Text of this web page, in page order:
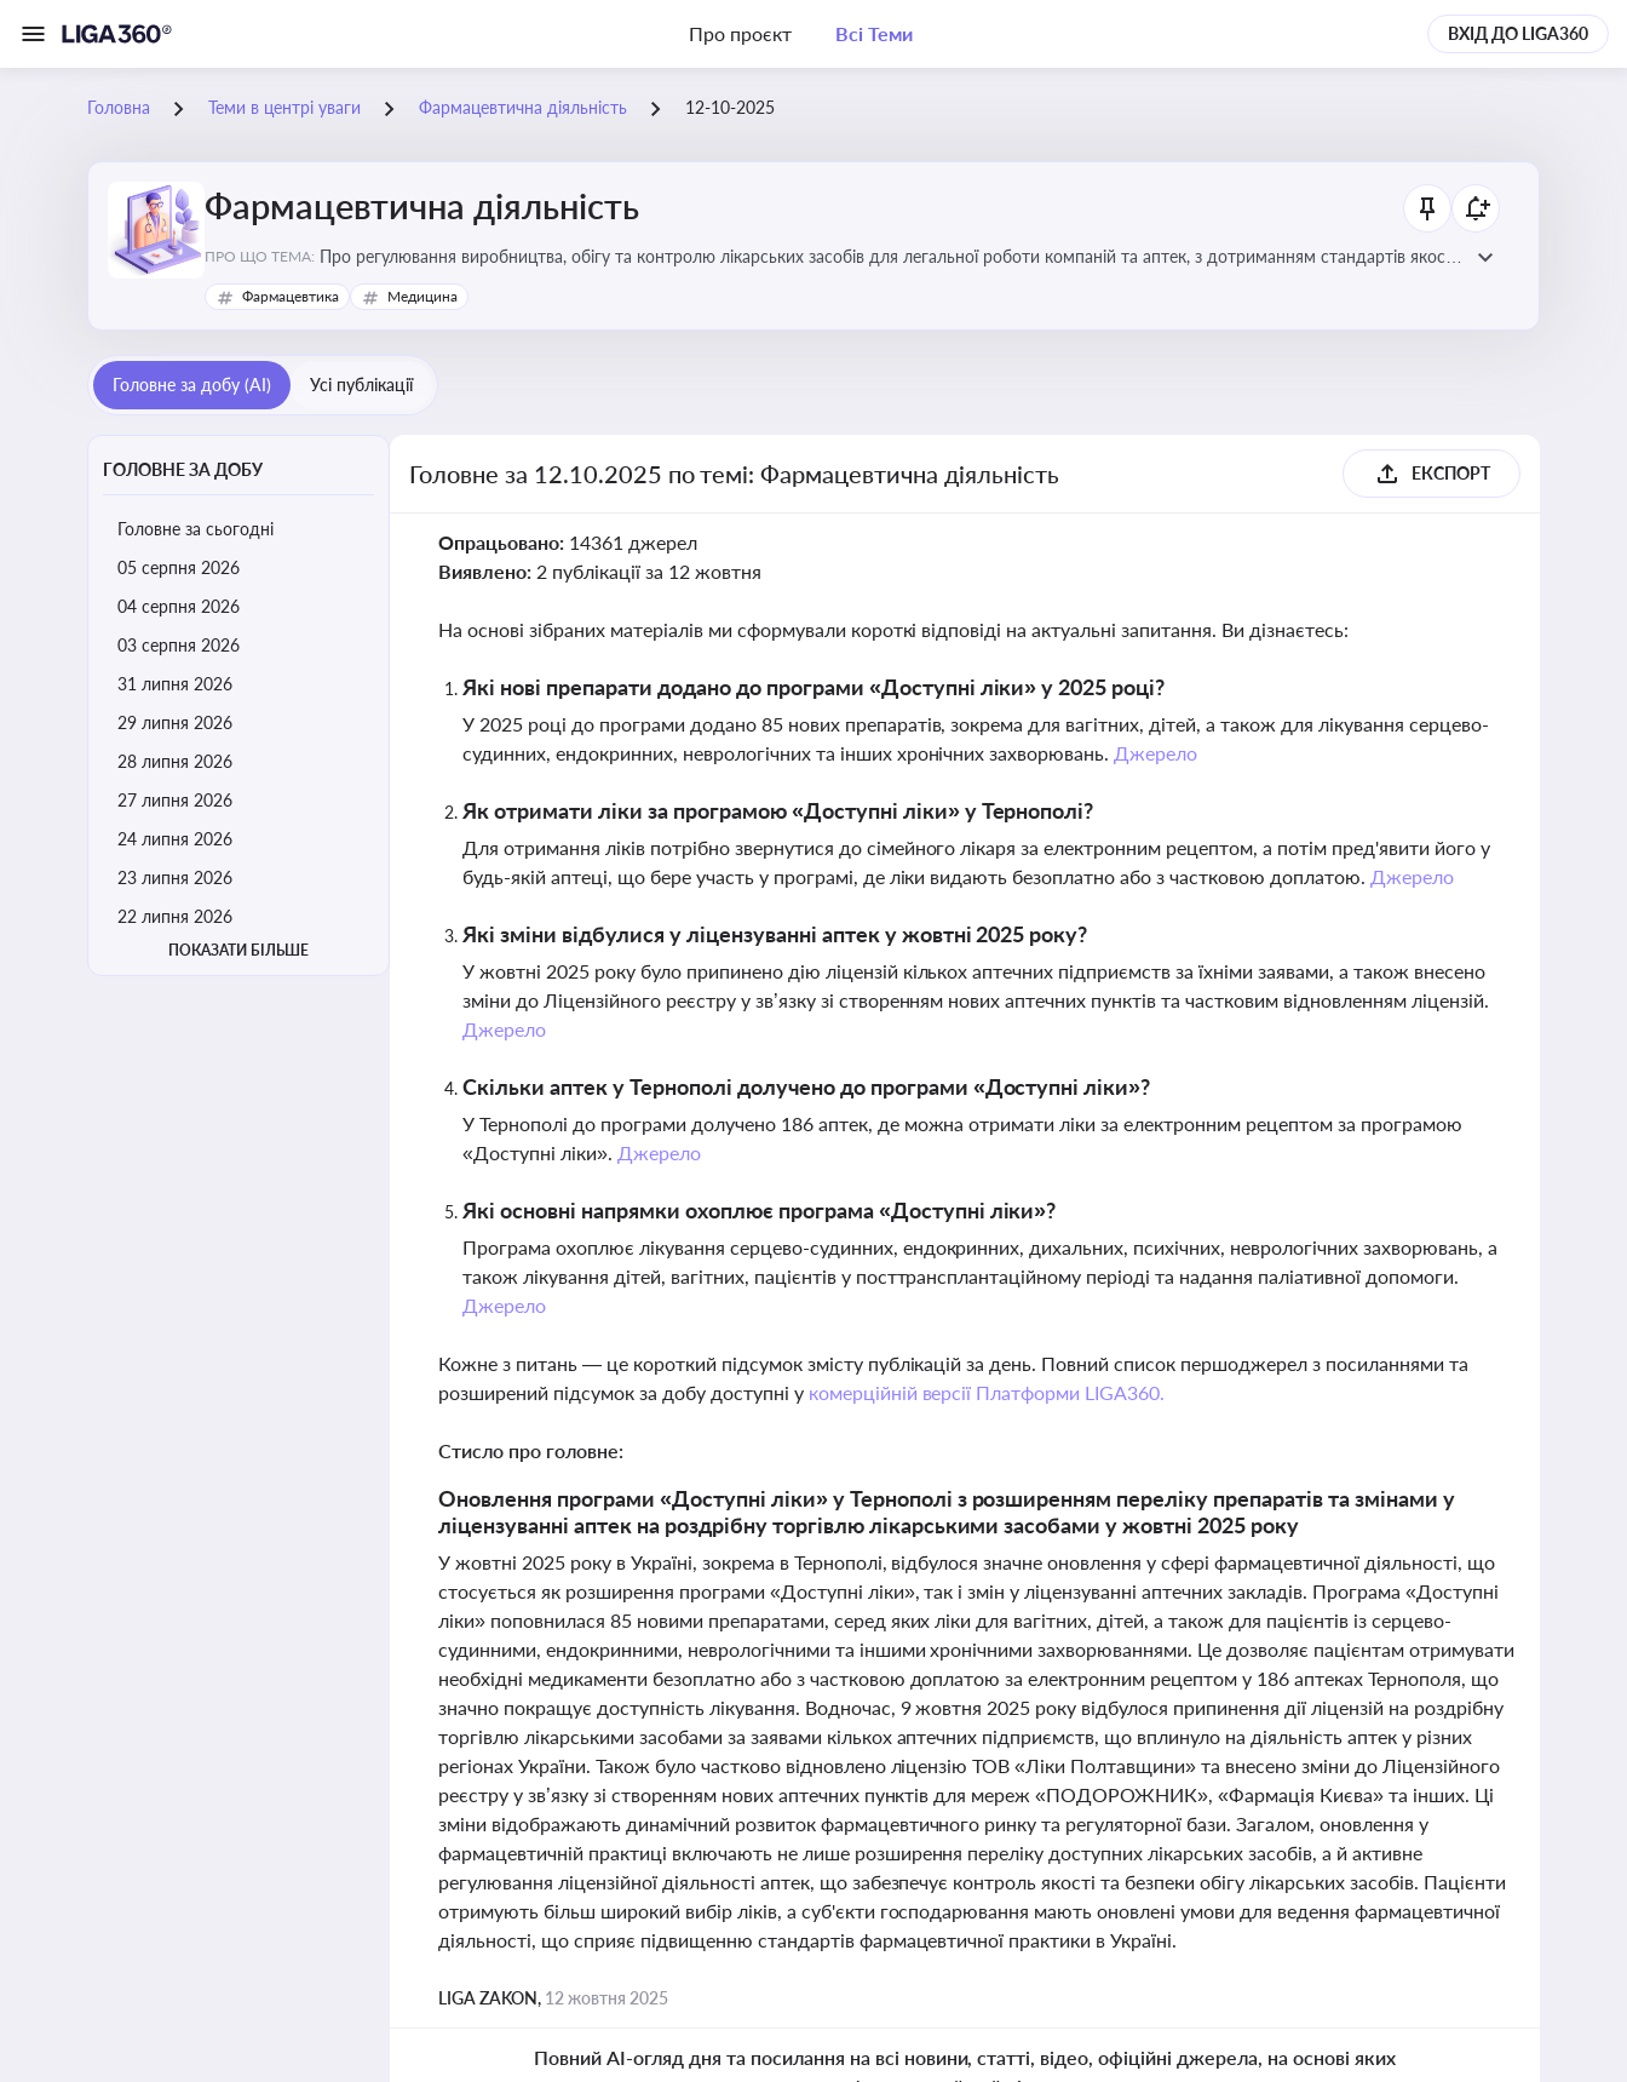
Про проєкт Всі Теми ВХІД ДО LIGA360
Головна Теми в центрі уваги Фармацевтична діяльність 12-10-2025
Фармацевтична діяльність
ПРО ЩО ТЕМА: Про регулювання виробництва, обігу та контролю лікарських засобів для легальної роботи компаній та аптек, з дотриманням стандартів якості
та безпеки
Фармацевтика Медицина
Головне за добу (AI) Усі публікації
ГОЛОВНЕ ЗА ДОБУ
Головне за сьогодні
05 серпня 2026
04 серпня 2026
03 серпня 2026
31 липня 2026
29 липня 2026
28 липня 2026
27 липня 2026
24 липня 2026
23 липня 2026
22 липня 2026
ПОКАЗАТИ БІЛЬШЕ
Головне за 12.10.2025 по темі: Фармацевтична діяльність ЕКСПОРТ
Опрацьовано: 14361 джерел
Виявлено: 2 публікації за 12 жовтня
На основі зібраних матеріалів ми сформували короткі відповіді на актуальні запитання. Ви дізнаєтесь:
Які нові препарати додано до програми «Доступні ліки» у 2025 році?
У 2025 році до програми додано 85 нових препаратів, зокрема для вагітних, дітей, а також для лікування серцево-
судинних, ендокринних, неврологічних та інших хронічних захворювань. Джерело
Як отримати ліки за програмою «Доступні ліки» у Тернополі?
Для отримання ліків потрібно звернутися до сімейного лікаря за електронним рецептом, а потім пред'явити його у
будь-якій аптеці, що бере участь у програмі, де ліки видають безоплатно або з частковою доплатою. Джерело
Які зміни відбулися у ліцензуванні аптек у жовтні 2025 року?
У жовтні 2025 року було припинено дію ліцензій кількох аптечних підприємств за їхніми заявами, а також внесено
зміни до Ліцензійного реєстру у зв’язку зі створенням нових аптечних пунктів та частковим відновленням ліцензій.
Джерело
Скільки аптек у Тернополі долучено до програми «Доступні ліки»?
У Тернополі до програми долучено 186 аптек, де можна отримати ліки за електронним рецептом за програмою
«Доступні ліки». Джерело
Які основні напрямки охоплює програма «Доступні ліки»?
Програма охоплює лікування серцево-судинних, ендокринних, дихальних, психічних, неврологічних захворювань, а
також лікування дітей, вагітних, пацієнтів у посттрансплантаційному періоді та надання паліативної допомоги.
Джерело
Кожне з питань — це короткий підсумок змісту публікацій за день. Повний список першоджерел з посиланнями та
розширений підсумок за добу доступні у комерційній версії Платформи LIGA360.
Стисло про головне:
Оновлення програми «Доступні ліки» у Тернополі з розширенням переліку препаратів та змінами у
ліцензуванні аптек на роздрібну торгівлю лікарськими засобами у жовтні 2025 року
У жовтні 2025 року в Україні, зокрема в Тернополі, відбулося значне оновлення у сфері фармацевтичної діяльності, що
стосується як розширення програми «Доступні ліки», так і змін у ліцензуванні аптечних закладів. Програма «Доступні
ліки» поповнилася 85 новими препаратами, серед яких ліки для вагітних, дітей, а також для пацієнтів із серцево-
судинними, ендокринними, неврологічними та іншими хронічними захворюваннями. Це дозволяє пацієнтам отримувати
необхідні медикаменти безоплатно або з частковою доплатою за електронним рецептом у 186 аптеках Тернополя, що
значно покращує доступність лікування. Водночас, 9 жовтня 2025 року відбулося припинення дії ліцензій на роздрібну
торгівлю лікарськими засобами за заявами кількох аптечних підприємств, що вплинуло на діяльність аптек у різних
регіонах України. Також було частково відновлено ліцензію ТОВ «Ліки Полтавщини» та внесено зміни до Ліцензійного
реєстру у зв’язку зі створенням нових аптечних пунктів для мереж «ПОДОРОЖНИК», «Фармація Києва» та інших. Ці
зміни відображають динамічний розвиток фармацевтичного ринку та регуляторної бази. Загалом, оновлення у
фармацевтичній практиці включають не лише розширення переліку доступних лікарських засобів, а й активне
регулювання ліцензійної діяльності аптек, що забезпечує контроль якості та безпеки обігу лікарських засобів. Пацієнти
отримують більш широкий вибір ліків, а суб'єкти господарювання мають оновлені умови для ведення фармацевтичної
діяльності, що сприяє підвищенню стандартів фармацевтичної практики в Україні.
LIGA ZAKON, 12 жовтня 2025
Повний AI-огляд дня та посилання на всі новини, статті, відео, офіційні джерела, на основі яких